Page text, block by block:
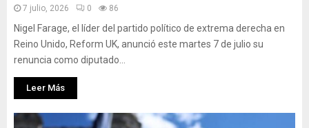
7 julio, 2026 0 86
Nigel Farage, el líder del partido político de extrema derecha en
Reino Unido, Reform UK, anunció este martes 7 de julio su
renuncia como diputado...
Leer Más